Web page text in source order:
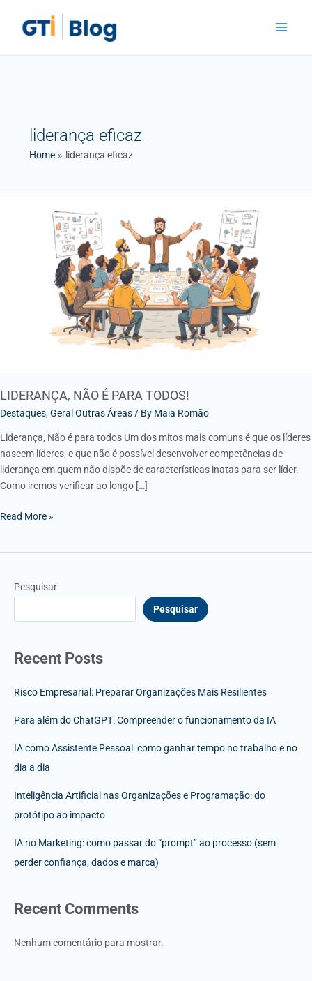
content
liderança eficaz
Home liderança eficaz
LIDERANÇA, NÃO É PARA TODOS!
Destaques,Geral Outras Áreas / By Maia Romão
Liderança, Não é para todos Um dos mitos mais comuns é que os líderes
nascem líderes, e que não é possível desenvolver competências de
liderança em quem não dispõe de características inatas para ser líder.
Como iremos verificar ao longo […]
Read More »
Pesquisar
Pesquisar
Recent Posts
Risco Empresarial: Preparar Organizações Mais Resilientes
Para além do ChatGPT: Compreender o funcionamento da IA
IA como Assistente Pessoal: como ganhar tempo no trabalho e no
dia a dia
Inteligência Artificial nas Organizações e Programação: do
protótipo ao impacto
IA no Marketing: como passar do “prompt” ao processo (sem
perder confiança, dados e marca)
Recent Comments
Nenhum comentário para mostrar.